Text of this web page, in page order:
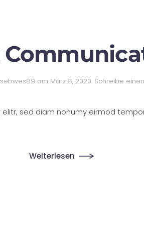
sebwes89 am März 8, 2020. Schreibe
sed diam nonumy eirmod
Weiterlesen